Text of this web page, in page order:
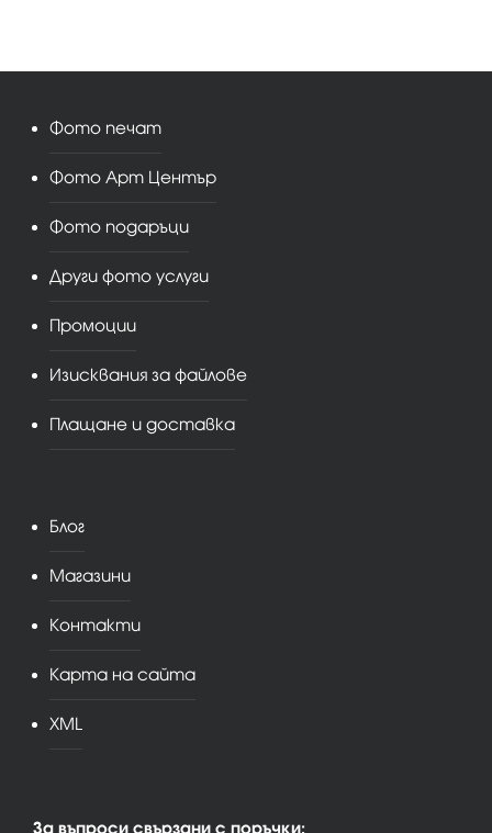
Фото печат
Фото Арт Център
Фото подаръци
Други фото услуги
Промоции
Изисквания за файлове
Плащане и доставка
Блог
Магазини
Контакти
Карта на сайта
XML
За въпроси свързани с поръчки: